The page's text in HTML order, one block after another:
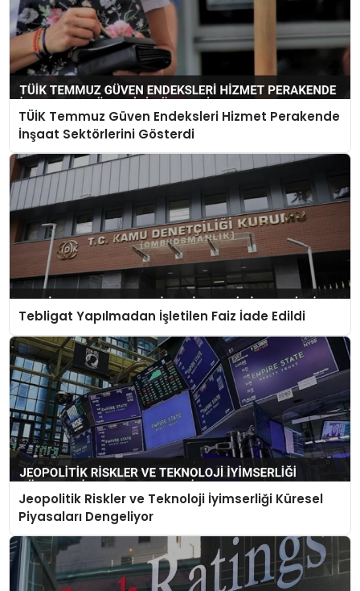
TÜİK Temmuz Güven Endeksleri Hizmet Perakende
İnşaat Sektörlerini Gösterdi
Tebligat Yapılmadan İşletilen Faiz İade Edildi
Jeopolitik Riskler ve Teknoloji İyimserliği Küresel
Piyasaları Dengeliyor